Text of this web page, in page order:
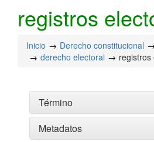
registros
Inicio Derecho constitucional
derecho electoral
registros
Término
Metadatos